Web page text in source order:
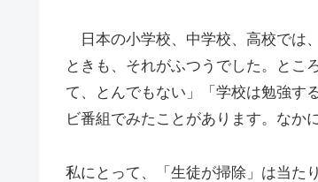
日本の小学校、中学校、高校では
ときも、それがふつうでした。とこ
て、とんでもない」「学校は勉強す
ビ番組でみたことがあります。なか
私にとって、「生徒が掃除」は当た